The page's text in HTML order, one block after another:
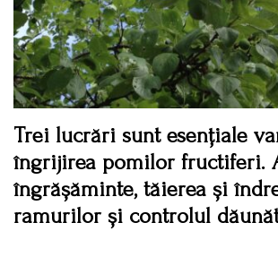
Trei lucrări sunt esențiale
îngrijirea pomilor fructiferi.
îngrășăminte, tăierea și
ramurilor și controlul